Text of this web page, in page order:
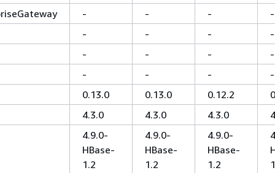
- - -
-
-
- -
-
-
- -
-
-
- -
-
0.13.0
0.13.0 0.12.2
4.3.0
4.3.0 4.3.0
4.9.0-
HBase-
1.2
4.9.0-
HBase-
1.2
4.9.0-
HBase-
1.2